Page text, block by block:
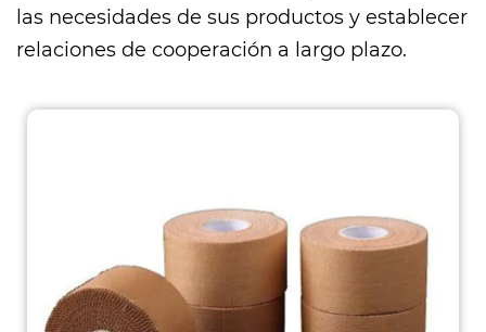
las necesidades de sus productos y establecer
relaciones de cooperación a largo plazo.